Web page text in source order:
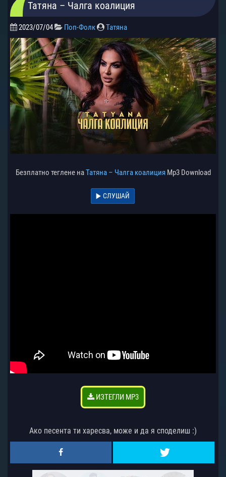
Татяна – Чалга коалиция
2023/07/04 Поп-Фолк Татяна
Безплатно теглене наТатяна – Чалга коалицияMp3 Download
СЛУШАЙ
ИЗТЕГЛИ MP3
Ако песента ти харесва, може и да я споделиш :)